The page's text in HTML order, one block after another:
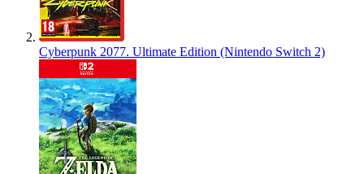
Cyberpunk 2077. Ultimate Edition (Nintendo Switch 2)